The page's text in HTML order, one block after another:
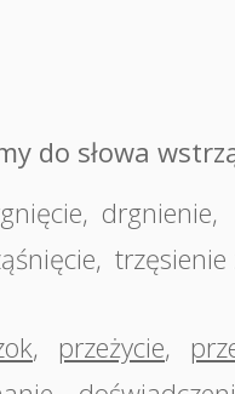
do słowa
, drgnienie,
, trzęsienie
, przeżycie,